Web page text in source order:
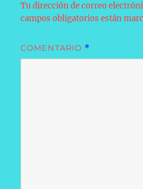
Tu dirección de correo
campos obligatorios están
COMENTARIO *